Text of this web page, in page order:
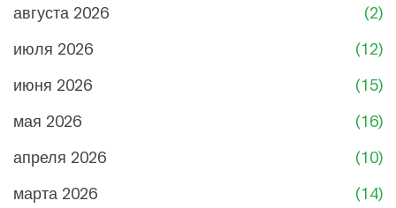
августа 2026
(2)
июля 2026
(12)
июня 2026
(15)
мая 2026
(16)
апреля 2026
(10)
марта 2026
(14)